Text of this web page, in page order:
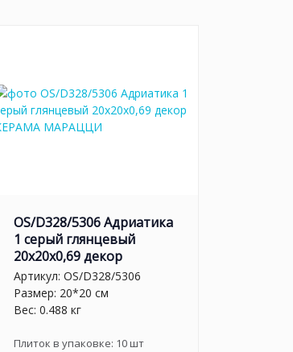
OS/D328/5306 Адриатика
1 серый глянцевый
20x20x0,69 декор
Артикул: OS/D328/5306
Размер: 20*20 см
Вес: 0.488 кг
Плиток в упаковке: 10шт